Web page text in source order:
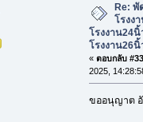
Re: พั
โรงง
โรงงาน24
โรงงาน26
« ตอบกลับ
2025,
ขออนุญาต